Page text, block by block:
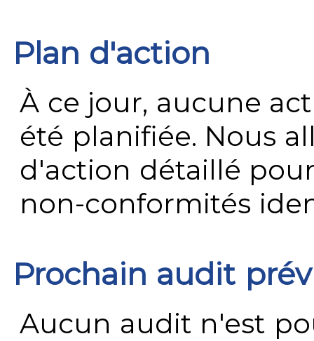
Plan d'action
À ce jour, aucune
été planifiée. Nous
d'action détaillé
non-conformités
Prochain audit
Aucun audit n'est